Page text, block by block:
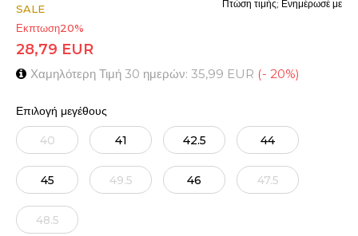
SALE
Εκπτωση20%
28,79 EUR
Χαμηλότερη Τιμή 30 ημερών: 35,99 EUR (- 20%)
Πτώση τιμής; Ενημέρωσέ με
Επιλογή μεγέθους
40 41 42.5 44
45 49.5 46 47.5
48.5